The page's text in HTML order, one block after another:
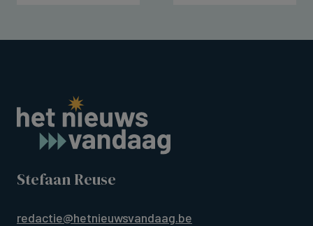
Stefaan Reuse
redactie@hetnieuwsvandaag.be